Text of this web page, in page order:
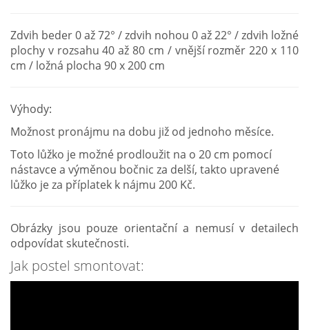
Zdvih beder 0 až 72° / zdvih nohou 0 až 22° / zdvih ložné
plochy v rozsahu 40 až 80 cm / vnější rozměr 220 x 110
cm / ložná plocha 90 x 200 cm
Výhody:
Možnost pronájmu na dobu již od jednoho měsíce.
Toto lůžko je možné prodloužit na o 20 cm pomocí
nástavce a výměnou bočnic za delší, takto upravené
lůžko je za příplatek k nájmu 200 Kč.
Obrázky jsou pouze orientační a nemusí v detailech
odpovídat skutečnosti.
Jak postel smontovat: